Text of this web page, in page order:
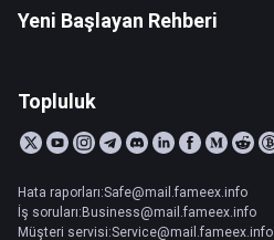
Yeni Başlayan Rehberi
Topluluk
Hata raporları:Safe@mail.fameex.info
İş soruları:Business@mail.fameex.info
Müşteri servisi:Service@mail.fameex.info